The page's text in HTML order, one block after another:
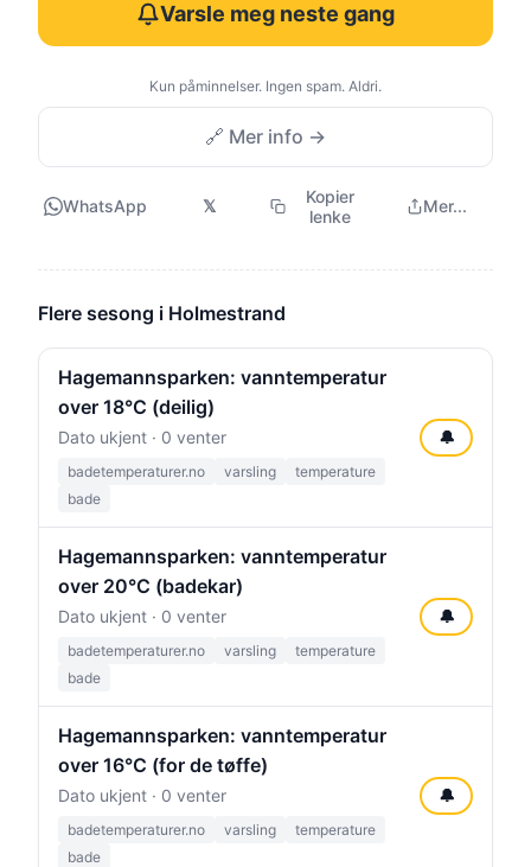
Varsle meg neste gang
Kun påminnelser. Ingen spam. Aldri.
🔗 Mer info →
WhatsApp 𝕏
Kopier
lenke
Mer...
Flere sesong i Holmestrand
Hagemannsparken: vanntemperatur
over 18°C (deilig)
Dato ukjent · 0 venter
badetemperaturer.no varsling
temperature
bade
🔔
Hagemannsparken: vanntemperatur
over 20°C (badekar)
Dato ukjent · 0 venter
badetemperaturer.no varsling
temperature
bade
🔔
Hagemannsparken: vanntemperatur
over 16°C (for de tøffe)
Dato ukjent · 0 venter
badetemperaturer.no varsling
temperature
bade
🔔